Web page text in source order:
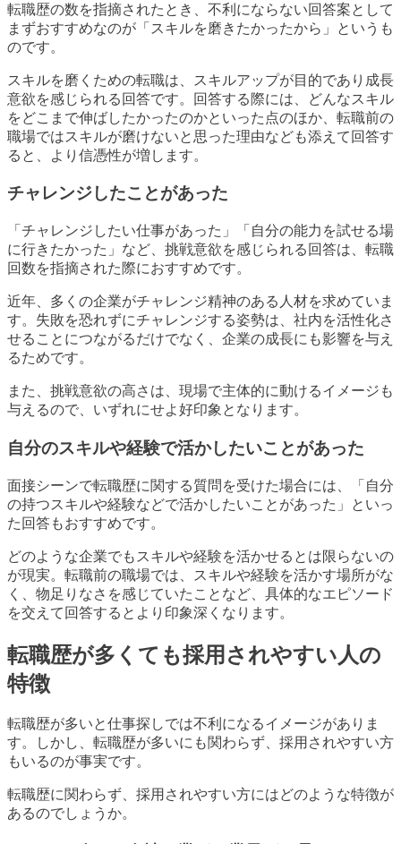
転職歴の数を指摘されたとき、不利にならない回答案として
まずおすすめなのが「スキルを磨きたかったから」というも
のです。
スキルを磨くための転職は、スキルアップが目的であり成長
意欲を感じられる回答です。回答する際には、どんなスキル
をどこまで伸ばしたかったのかといった点のほか、転職前の
職場ではスキルが磨けないと思った理由なども添えて回答す
ると、より信憑性が増します。
チャレンジしたことがあった
「チャレンジしたい仕事があった」「自分の能力を試せる場
に行きたかった」など、挑戦意欲を感じられる回答は、転職
回数を指摘された際におすすめです。
近年、多くの企業がチャレンジ精神のある人材を求めていま
す。失敗を恐れずにチャレンジする姿勢は、社内を活性化さ
せることにつながるだけでなく、企業の成長にも影響を与え
るためです。
また、挑戦意欲の高さは、現場で主体的に動けるイメージも
与えるので、いずれにせよ好印象となります。
自分のスキルや経験で活かしたいことがあった
面接シーンで転職歴に関する質問を受けた場合には、「自分
の持つスキルや経験などで活かしたいことがあった」といっ
た回答もおすすめです。
どのような企業でもスキルや経験を活かせるとは限らないの
が現実。転職前の職場では、スキルや経験を活かす場所がな
く、物足りなさを感じていたことなど、具体的なエピソード
を交えて回答するとより印象深くなります。
転職歴が多くても採用されやすい人の
特徴
転職歴が多いと仕事探しでは不利になるイメージがありま
す。しかし、転職歴が多いにも関わらず、採用されやすい方
もいるのが事実です。
転職歴に関わらず、採用されやすい方にはどのような特徴が
あるのでしょうか。